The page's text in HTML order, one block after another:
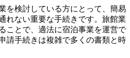
を検討している方にとって、簡易
れない重要な手続きです。旅館業
ことで、適法に宿泊事業を運営で
請手続きは複雑で多くの書類と時